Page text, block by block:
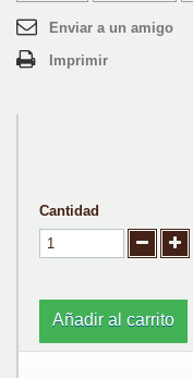
Enviar a un amigo
Imprimir
Cantidad
Añadir al carrito